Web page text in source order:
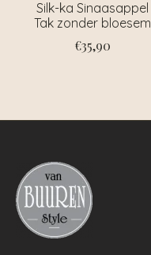
Silk-ka Sinaasappel
Tak zonder bloesem
€35,90